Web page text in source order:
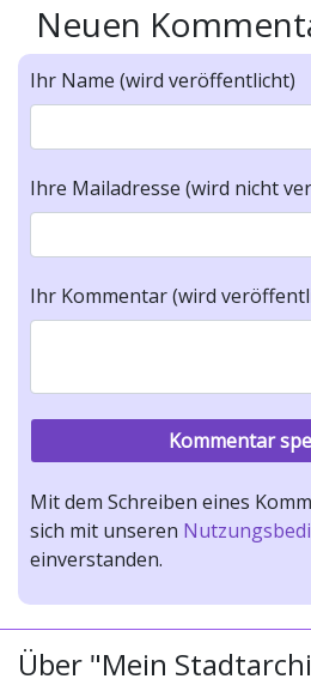
Neuen
Ihr Name (wird veröffentlicht)
Ihre Mailadresse (wird nicht
Ihr Kommentar (wird
Mit dem Schreiben eines
sich mit unseren
einverstanden.
Über "Mein